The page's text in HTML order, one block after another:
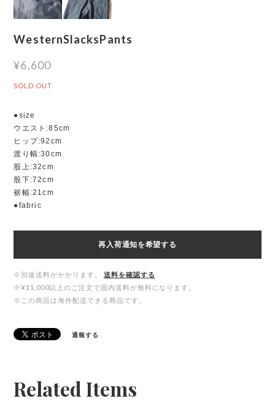
WesternSlacksPants
¥6,600
SOLD OUT
●size
ウエスト:85cm
ヒップ:92cm
渡り幅:30cm
股上:32cm
股下:72cm
裾幅:21cm
●fabric
再入荷通知を希望する
※別途送料がかかります。
送料を確認する
※¥11,000以上のご注文で国内送料が無料になります。
※この商品は海外配送できる商品です。
通報する
Related Items